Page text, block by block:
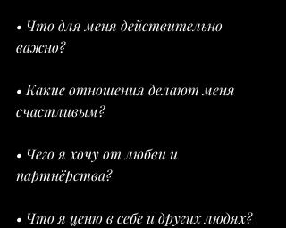
• Что для меня действительно
важно?
• Какие отношения делают меня
счастливым?
• Чего я хочу от любви и
партнёрства?
• Что я ценю в себе и других людях?